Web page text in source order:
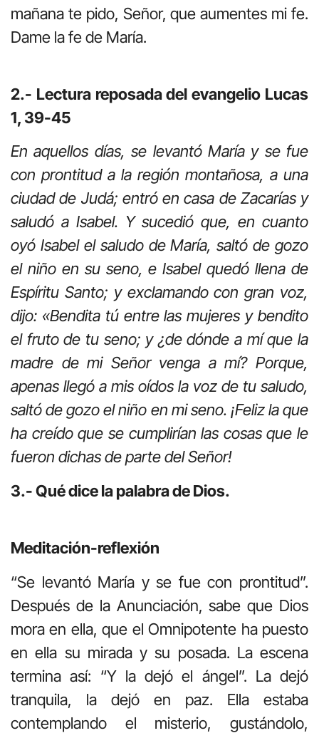
mañana te pido, Señor, que aumentes mi fe.
Dame la fe de María.
2.- Lectura reposada del evangelio Lucas
1, 39-45
En aquellos días, se levantó María y se fue
con prontitud a la región montañosa, a una
ciudad de Judá; entró en casa de Zacarías y
saludó a Isabel. Y sucedió que, en cuanto
oyó Isabel el saludo de María, saltó de gozo
el niño en su seno, e Isabel quedó llena de
Espíritu Santo; y exclamando con gran voz,
dijo: «Bendita tú entre las mujeres y bendito
el fruto de tu seno; y ¿de dónde a mí que la
madre de mi Señor venga a mí? Porque,
apenas llegó a mis oídos la voz de tu saludo,
saltó de gozo el niño en mi seno. ¡Feliz la que
ha creído que se cumplirían las cosas que le
fueron dichas de parte del Señor!
3.- Qué dice la palabra de Dios.
Meditación-reflexión
“Se levantó María y se fue con prontitud”.
Después de la Anunciación, sabe que Dios
mora en ella, que el Omnipotente ha puesto
en ella su mirada y su posada. La escena
termina así: “Y la dejó el ángel”. La dejó
tranquila, la dejó en paz. Ella estaba
contemplando el misterio, gustándolo,